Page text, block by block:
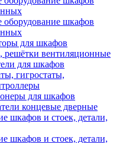
оборудование шкафов
для шкафов
решётки вентиляционные
для шкафов
гигростаты,
для шкафов
концевые дверные
шкафов и стоек, детали,
шкафов и стоек, детали,